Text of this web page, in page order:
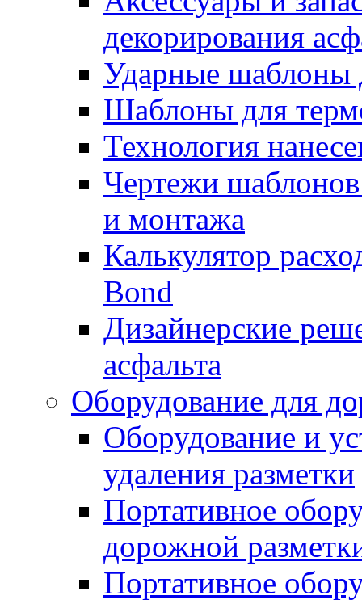
декорирования
Ударные шаблоны
Шаблоны для
Технология
Чертежи шаблонов
и монтажа
Калькулятор
Bond
Дизайнерские
асфальта
Оборудование для
Оборудование и
удаления разметки
Портативное
дорожной
Портативное